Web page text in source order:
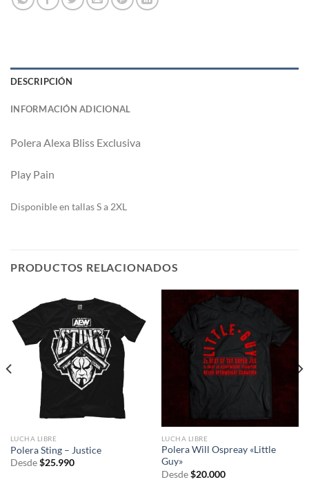
DESCRIPCIÓN
INFORMACIÓN ADICIONAL
Polera Alexa Bliss Exclusiva
Play Pain
Disponible en tallas S a 2XL
PRODUCTOS RELACIONADOS
LUCHA LIBRE
Polera Sting – Justice
Desde $25.990
LUCHA LIBRE
Polera Will Ospreay «Little
Guy»
Desde $20.000